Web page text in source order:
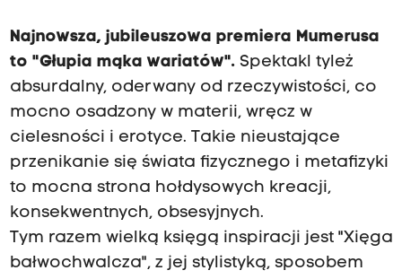
Najnowsza, jubileuszowa premiera Mumerusa
to "Głupia mąka wariatów". Spektakl tyleż
absurdalny, oderwany od rzeczywistości, co
mocno osadzony w materii, wręcz w
cielesności i erotyce. Takie nieustające
przenikanie się świata fizycznego i metafizyki
to mocna strona hołdysowych kreacji,
konsekwentnych, obsesyjnych.
Tym razem wielką księgą inspiracji jest "Xięga
bałwochwalcza", z jej stylistyką, sposobem